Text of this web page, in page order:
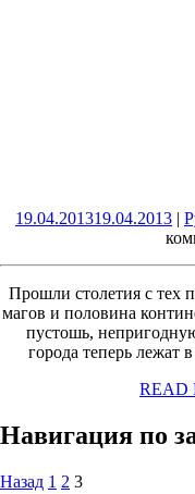
19.04.201319.04.2013 |
Прошли столетия с тех
магов и половина
пустошь,
города теперь лежат
READ
Навигация по
Назад 1 2 3